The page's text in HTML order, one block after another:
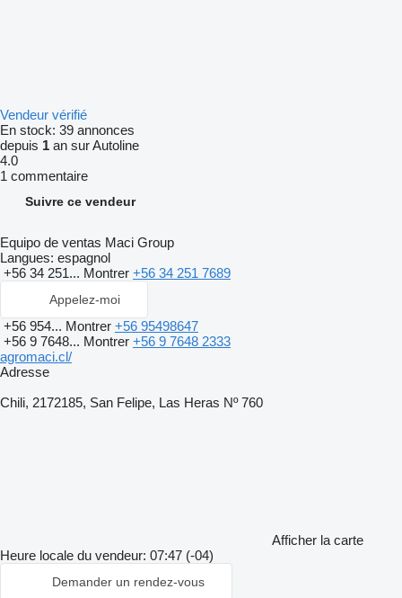
Vendeur vérifié
En stock: 39 annonces
depuis 1 an sur Autoline
4.0
1 commentaire
Suivre ce vendeur
Equipo de ventas Maci Group
Langues: espagnol
+56 34 251... Montrer +56 34 251 7689
Appelez-moi
+56 954... Montrer +56 95498647
+56 9 7648... Montrer +56 9 7648 2333
agromaci.cl/
Adresse
Chili, 2172185, San Felipe, Las Heras Nº 760
Afficher la carte
Heure locale du vendeur: 07:47 (-04)
Demander un rendez-vous